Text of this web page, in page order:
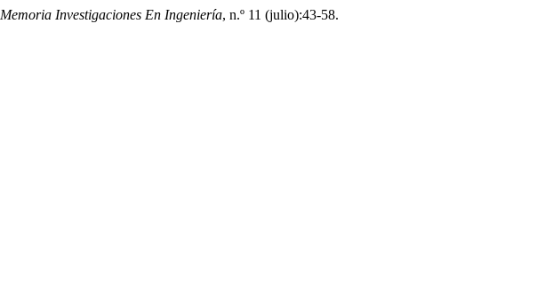
Memoria Investigaciones En Ingeniería, n.º 11 (julio):43-58.